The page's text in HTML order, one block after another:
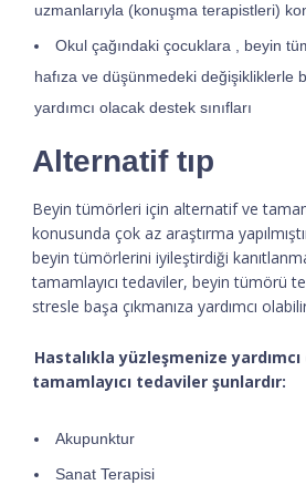
uzmanlarıyla (konuşma terapistleri)
Okul çağındaki çocuklara , beyin
hafıza ve düşünmedeki değişikliklerle
yardımcı olacak destek sınıfları
Alternatif tıp
Beyin tümörleri için alternatif ve
konusunda çok az araştırma
beyin tümörlerini iyileştirdiği
tamamlayıcı tedaviler, beyin tümörü
stresle başa çıkmanıza yardımcı
Hastalıkla yüzleşmenize
tamamlayıcı tedaviler şunlardır:
Akupunktur
Sanat Terapisi